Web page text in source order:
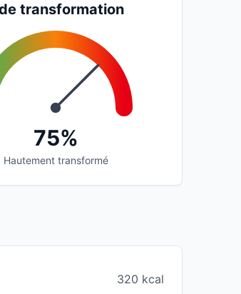
transformation
75%
Hautement transformé
320 kcal